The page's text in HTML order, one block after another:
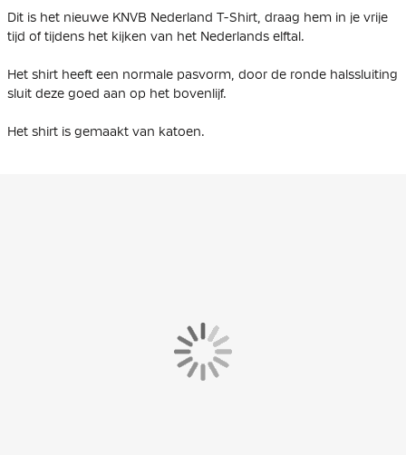
Dit is het nieuwe KNVB Nederland T-Shirt, draag hem in je vrije
tijd of tijdens het kijken van het Nederlands elftal.
Het shirt heeft een normale pasvorm, door de ronde halssluiting
sluit deze goed aan op het bovenlijf.
Het shirt is gemaakt van katoen.